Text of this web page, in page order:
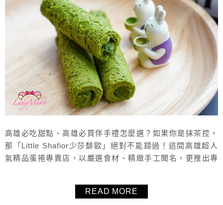
高雄必吃甜點、高雄必買伴手禮怎麼選？如果你是抹茶控，
那「Little Shafior少莎馡歐」絕對不能錯過！這間高雄超人
氣精品蛋捲專賣店，以嚴選食材、精緻手工聞名，更推出專
巧克力灌餡厚蛋捲，每一口都能感受到濃厚茶香與酥脆蛋香
的完美融合，讓人一吃就上癮。除了抹茶系列，還有芝麻、
READ MORE